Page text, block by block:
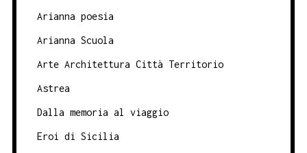
Arianna poesia
Arianna Scuola
Arte Architettura Città Territorio
Astrea
Dalla memoria al viaggio
Eroi di Sicilia